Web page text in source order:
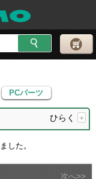
PCパーツ
PCパーツ
ひらく +
した。
次へ>>